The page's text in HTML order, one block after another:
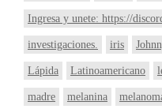
Ingresa y unete: https://
investigaciones. iris
Lápida Latinoamericano
madre melanina